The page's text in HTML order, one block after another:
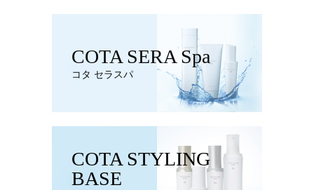
COTA SERA Spa
コタ セラスパ
COTA STYLING
BASE